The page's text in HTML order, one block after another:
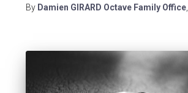
By Damien GIRARD Octave Family Office,